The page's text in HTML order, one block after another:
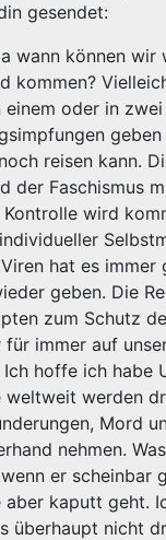
gesendet:
wann können wir
kommen?
oder in
reisen kann.
der Faschismus
wird
hat es immer
geben. Die
zum Schutz
für immer auf
hoffe ich habe
weltweit werden
Mord
nehmen.
er scheinbar
aber kaputt geht.
überhaupt nicht